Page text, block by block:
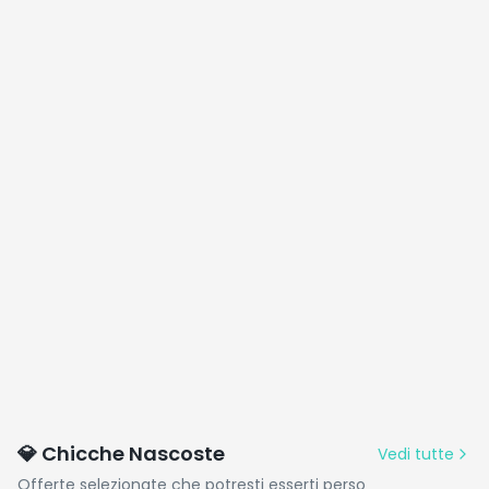
💎 Chicche Nascoste
Vedi tutte
Offerte selezionate che potresti esserti perso